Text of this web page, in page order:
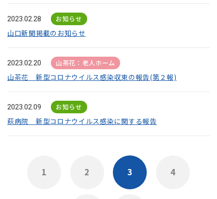
2023.02.28 お知らせ
山口新聞掲載のお知らせ
2023.02.20 山茶花：老人ホーム
山茶花 新型コロナウイルス感染収束の報告(第２報)
2023.02.09 お知らせ
萩病院 新型コロナウイルス感染に関する報告
1 2 3 4